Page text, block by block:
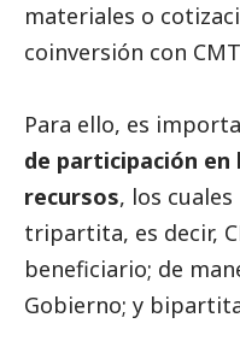
materiales o
coinversión con
Para ello, es
de participación
recursos, los
tripartita, es decir,
beneficiario; de
Gobierno; y